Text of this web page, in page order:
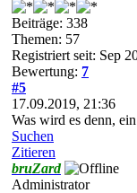
Beiträge: 338
Themen: 57
Registriert seit: Sep
Bewertung: 7
#5
17.09.2019, 21:36
Was wird es denn,
Suchen
Zitieren
bruZard
Administrator